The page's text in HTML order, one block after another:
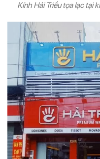
Kính Hải Triều tọa lạc tại